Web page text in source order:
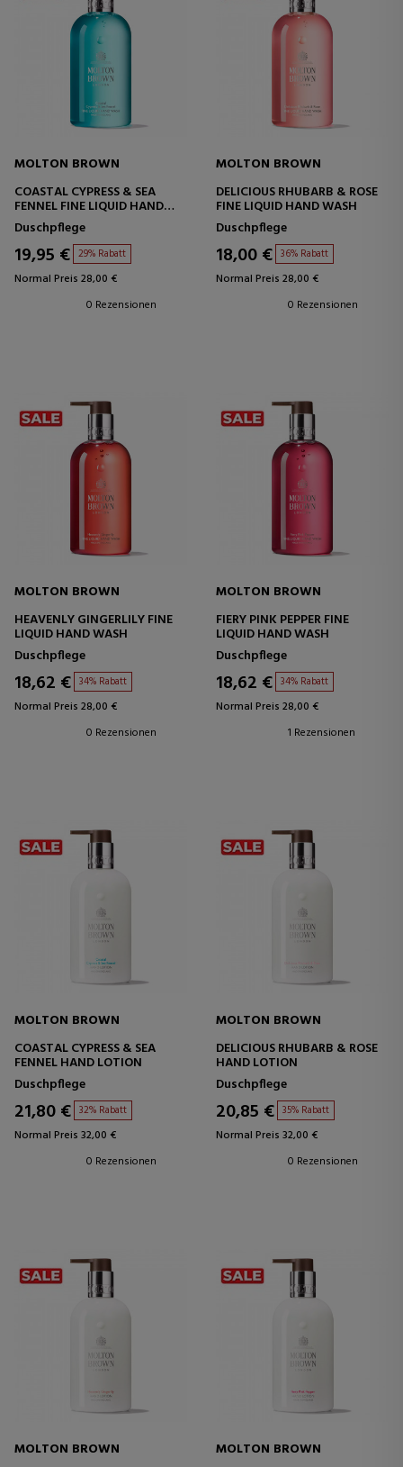
MOLTON BROWN
COASTAL CYPRESS & SEA
FENNEL FINE LIQUID HAND
WASH
Duschpflege
19,95 € 29% Rabatt
Normal Preis 28,00 €
0 Rezensionen
MOLTON BROWN
DELICIOUS RHUBARB & ROSE
FINE LIQUID HAND WASH
Duschpflege
18,00 € 36% Rabatt
Normal Preis 28,00 €
0 Rezensionen
MOLTON BROWN
HEAVENLY GINGERLILY FINE
LIQUID HAND WASH
Duschpflege
18,62 € 34% Rabatt
Normal Preis 28,00 €
0 Rezensionen
MOLTON BROWN
FIERY PINK PEPPER FINE
LIQUID HAND WASH
Duschpflege
18,62 € 34% Rabatt
Normal Preis 28,00 €
1 Rezensionen
MOLTON BROWN
COASTAL CYPRESS & SEA
FENNEL HAND LOTION
Duschpflege
21,80 € 32% Rabatt
Normal Preis 32,00 €
0 Rezensionen
MOLTON BROWN
DELICIOUS RHUBARB & ROSE
HAND LOTION
Duschpflege
20,85 € 35% Rabatt
Normal Preis 32,00 €
0 Rezensionen
MOLTON BROWN
MOLTON BROWN